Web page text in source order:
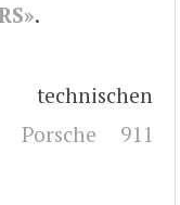
.
Porsche 911